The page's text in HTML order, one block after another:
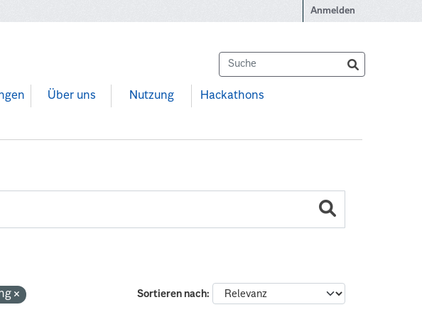
Anmelden
Über uns Nutzung Hackathons
Sortieren nach